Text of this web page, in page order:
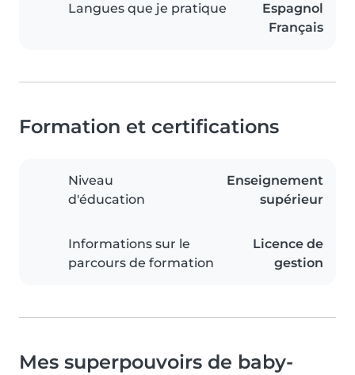
Langues que je pratique
Espagnol
Français
Formation et certifications
Niveau
d'éducation
Enseignement
supérieur
Informations sur le
parcours de formation
Licence de
gestion
Mes superpouvoirs de baby-